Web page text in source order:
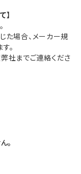
】
た場合、メーカー規
。
社までご連絡くださ
。